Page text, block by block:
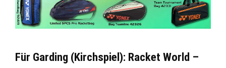
Für Garding (Kirchspiel): Racket World –